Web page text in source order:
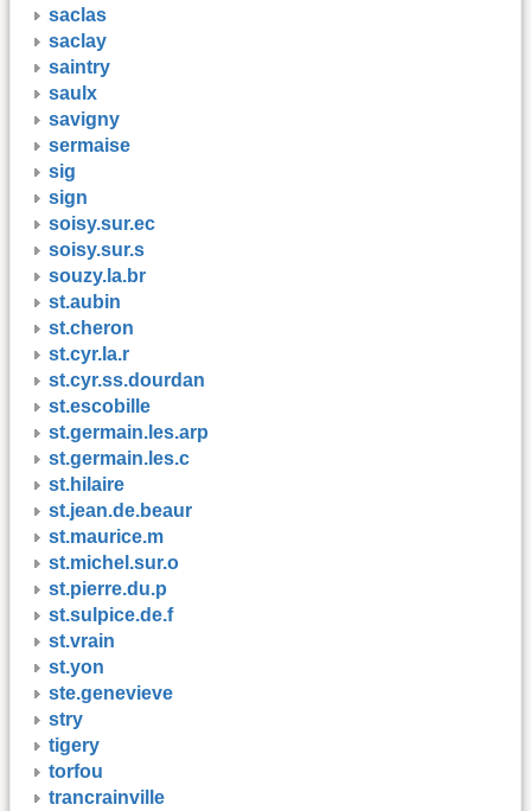
saclas
saclay
saintry
saulx
savigny
sermaise
sig
sign
soisy.sur.ec
soisy.sur.s
souzy.la.br
st.aubin
st.cheron
st.cyr.la.r
st.cyr.ss.dourdan
st.escobille
st.germain.les.arp
st.germain.les.c
st.hilaire
st.jean.de.beaur
st.maurice.m
st.michel.sur.o
st.pierre.du.p
st.sulpice.de.f
st.vrain
st.yon
ste.genevieve
stry
tigery
torfou
trancrainville